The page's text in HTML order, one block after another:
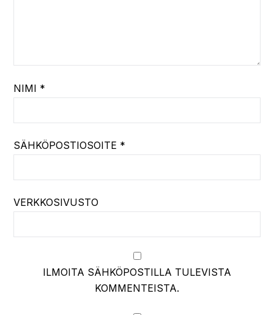
NIMI *
SÄHKÖPOSTIOSOITE *
VERKKOSIVUSTO
ILMOITA SÄHKÖPOSTILLA TULEVISTA
KOMMENTEISTA.